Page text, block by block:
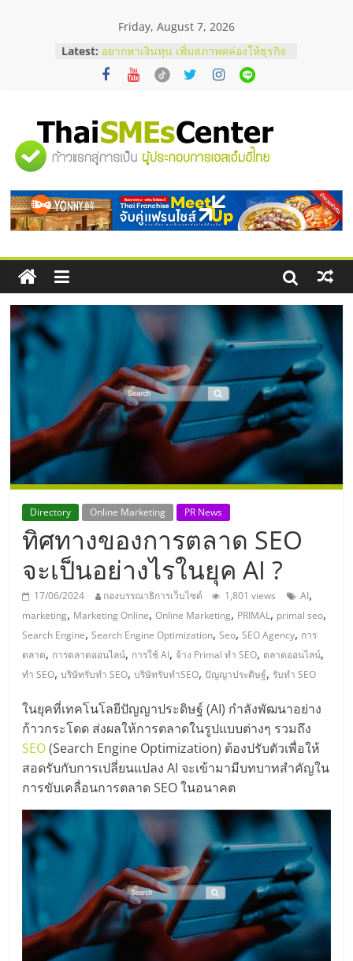
Friday, August 7, 2026
Latest: อยากหาเงินทุน เพิ่มสภาพคล่องให้ธุรกิจ
เริ่มยังไงให้ผ่านฉลุย
สัมมนาออนไลน์ โอกาสบริหารสถานี
ThaiFranchise Meet Up จับคู่แฟรน
ไชส์ ครั้งที่ 8
ร้านเครื่องเสียงคุณภาพสูง พร้อม
บริษัท Cybersecurity ในไทยที่ไหนดี?
วิธีเลือกผู้ให้บริการให้คุ้มค่าและตอบ
โจทย์ธุรกิจ
"ศูนย์
รวม
ข้อมูล
ธุรกิจ
SME
แห่ง
ประเทศไทย,
ThaiSMEsCenter,
รวม
ธุรกิจ
เอ
ส
เอ็
มอี
ไทย,
SMEs,
แฟ
รน
ไชส์,
Directory Online Marketing PR News
ทิศทางของการตลาด SEO
จะเป็นอย่างไรในยุค AI ?
17/06/2024 กองบรรณาธิการเว็บไซต์ 1,801 views AI,
marketing, Marketing Online,Online Marketing, PRIMAL, primal seo,
Search Engine,Search Engine Optimization,Seo,SEO Agency, การ
ตลาด, การตลาดออนไลน์, การใช้ AI, จ้าง Primal ทำ SEO, ตลาดออนไลน์,
ทำ SEO,บริษัทรับทำ SEO,บริษัทรับทำSEO,ปัญญาประดิษฐ์, รับทำ SEO
ในยุคที่เทคโนโลยีปัญญาประดิษฐ์ (AI) กำลังพัฒนาอย่าง
ก้าวกระโดด ส่งผลให้การตลาดในรูปแบบต่างๆ รวมถึง
SEO(Search Engine Optimization) ต้องปรับตัวเพื่อให้
สอดรับกับการเปลี่ยนแปลง AI จะเข้ามามีบทบาทสำคัญใน
การขับเคลื่อนการตลาด SEO ในอนาคต